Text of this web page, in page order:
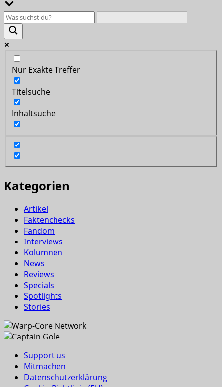
Nur Exakte Treffer
Titelsuche
Inhaltsuche
Kategorien
Artikel
Faktenchecks
Fandom
Interviews
Kolumnen
News
Reviews
Specials
Spotlights
Stories
Support us
Mitmachen
Datenschutzerklärung